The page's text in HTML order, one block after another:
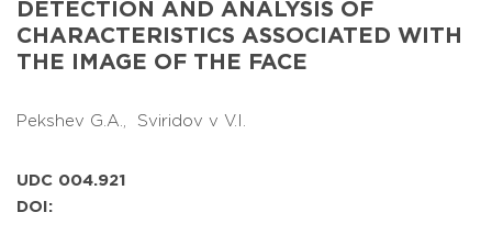
DETECTION AND ANALYSIS OF
CHARACTERISTICS ASSOCIATED WITH
THE IMAGE OF THE FACE
Pekshev G.A., Sviridov v V.I.
UDC 004.921
DOI: